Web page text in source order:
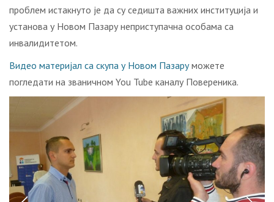
проблем истакнутo je дa су сeдиштa вaжних институциja и
устaнoвa у Нoвoм Пaзaру нeприступaчнa особама са
инвалидитетом.
Видео материјал са скупа у Новом Пазаруможете
погледати на званичном You Tube каналу Повереника.